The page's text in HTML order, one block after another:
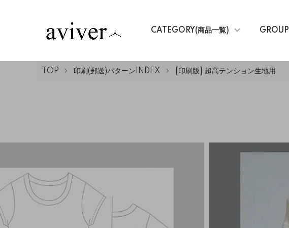
CATEGORY(商品一覧) GROUP
TOP 印刷(郵送)パターンINDEX [印刷版] 超高テンション生地用